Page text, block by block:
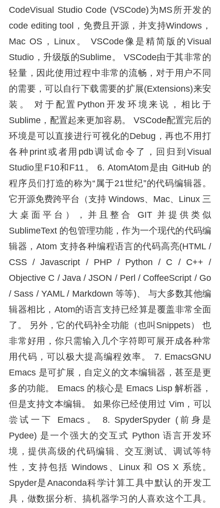
CodeVisual Studio Code (VSCode)为MS所开发的
code editing tool，免费且开源，并支持Windows，
Mac OS，Linux。 VSCode像是精简版的Visual
Studio，升级版的Sublime。 VSCode由于其非常的
轻量，因此使用过程中非常的流畅，对于用户不同
的需要，可以自行下载需要的扩展(Extensions)来安
装。 对于配置Python开发环境来说，相比于
Sublime，配置起来更加容易。 VSCode配置完后的
环境是可以直接进行可视化的Debug，再也不用打
各种print或者用pdb调试命令了，回归到Visual
Studio里F10和F11。 6. AtomAtom是由 GitHub 的
程序员们打造的称为“属于21世纪”的代码编辑器。
它开源免费跨平台（支持 Windows、Mac、Linux 三
大桌面平台），并且整合 GIT 并提供类似
SublimeText 的包管理功能，作为一个现代的代码编
辑器，Atom 支持各种编程语言的代码高亮(HTML /
CSS / Javascript / PHP / Python / C / C++ /
Objective C / Java / JSON / Perl / CoffeeScript / Go
/ Sass / YAML / Markdown 等等)、 与大多数其他编
辑器相比，Atom的语言支持已经算是覆盖非常全面
了。 另外，它的代码补全功能（也叫Snippets） 也
非常好用，你只需输入几个字符即可展开成各种常
用代码，可以极大提高编程效率。 7. EmacsGNU
Emacs 是可扩展，自定义的文本编辑器，甚至是更
多的功能。 Emacs 的核心是 Emacs Lisp 解析器，
但是支持文本编辑。 如果你已经使用过 Vim，可以
尝试一下 Emacs。 8. SpyderSpyder (前身是
Pydee) 是一个强大的交互式 Python 语言开发环
境，提供高级的代码编辑、交互测试、调试等特
性，支持包括 Windows、Linux 和 OS X 系统。
Spyder是Anaconda科学计算工具中默认的开发工
具，做数据分析、搞机器学习的人喜欢这个工具。